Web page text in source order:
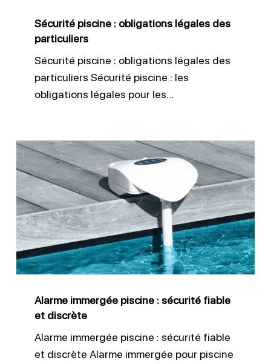
Sécurité piscine : obligations légales des
particuliers
Sécurité piscine : obligations légales des
particuliers Sécurité piscine : les
obligations légales pour les…
Alarme
immergée
piscine
sécurité
fiable
et
Alarme immergée piscine : sécurité fiable
et discrète
Alarme immergée piscine : sécurité fiable
et discrète Alarme immergée pour piscine